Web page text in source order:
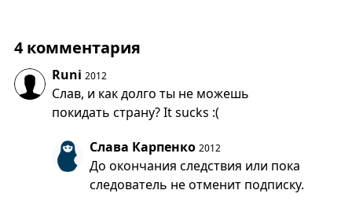
4 комментария
Runi 2012
Слав, и как долго ты не можешь
покидать страну? It sucks :(
Слава Карпенко 2012
До окончания следствия или пока
следователь не отменит подписку.